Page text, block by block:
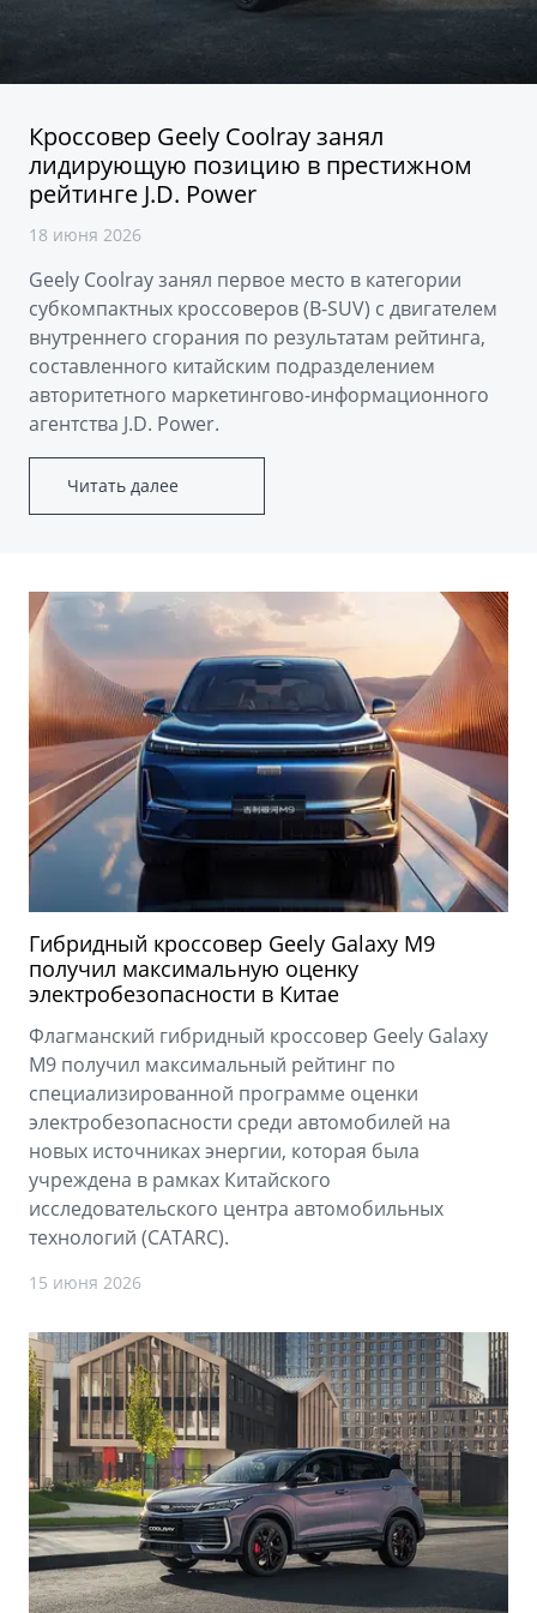
от 3 429 990 ₽* от 4 349 990 ₽*
PREFACE
от 3 079 990 ₽*
GEELY EX5
от 3 769 990 ₽*
Зарядные устройства
ФИНАНСЫ И УСЛУГИ
Автокредит
Расчет КАСКО
Страхование
GEELY Лизинг
ПОДДЕРЖКА
Помощь на дорогах
Гарантия Geely
Сервисная книжка
Вопросы и ответы
Кроссовер Geely Coolray занял
лидирующую позицию в престижном
рейтинге J.D. Power
18 июня 2026
Geely Coolray занял первое место в категории
субкомпактных кроссоверов (B-SUV) с двигателем
внутреннего сгорания по результатам рейтинга,
составленного китайским подразделением
авторитетного маркетингово-информационного
агентства J.D. Power.
Читать далее
Гибридный кроссовер Geely Galaxy M9
получил максимальную оценку
электробезопасности в Китае
Флагманский гибридный кроссовер Geely Galaxy
M9 получил максимальный рейтинг по
специализированной программе оценки
электробезопасности среди автомобилей на
новых источниках энергии, которая была
учреждена в рамках Китайского
исследовательского центра автомобильных
технологий (CATARC).
15 июня 2026